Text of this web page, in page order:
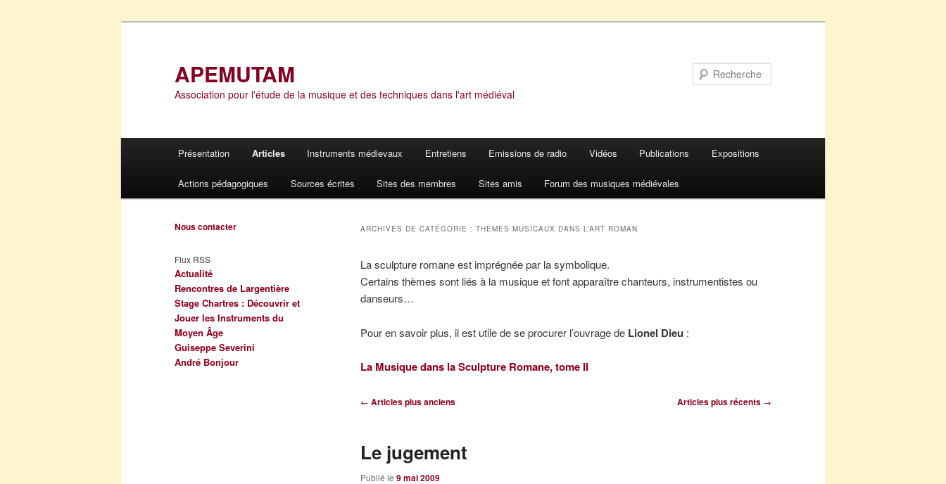
APEMUTAM
Association pour l'étude de la musique et des techniques dans l'art médiéval
Présentation Articles Instruments médievaux Entretiens Emissions de radio Vidéos Publications Expositions
Actions pédagogiques Sources écrites Sites des membres Sites amis Forum des musiques médiévales
ARCHIVES DE CATÉGORIE : THÈMES MUSICAUX DANS L’ART ROMAN
La sculpture romane est imprégnée par la symbolique.
Certains thèmes sont liés à la musique et font apparaître chanteurs, instrumentistes ou
danseurs…
Pour en savoir plus, il est utile de se procurer l’ouvrage de Lionel Dieu :
La Musique dans la Sculpture Romane, tome II
Navigation
← Articles plus anciens Articles plus récents →
Le jugement
Publié le 9 mai 2009
Nous contacter
Flux RSS
Actualité
Rencontres de Largentière
Stage Chartres : Découvrir et
Jouer les Instruments du
Moyen Âge
Guiseppe Severini
André Bonjour